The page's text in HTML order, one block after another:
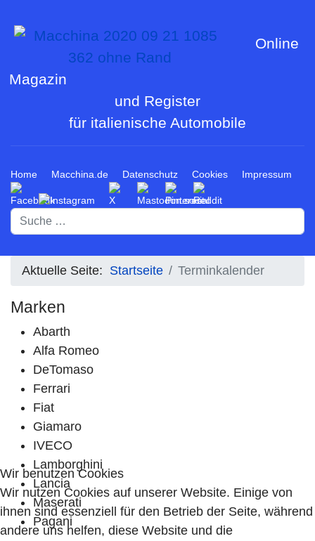
Online
Magazin
und Register
für italienische Automobile
Home Macchina.de Datenschutz Cookies Impressum
Suchen
Aktuelle Seite: Startseite Terminkalender
Marken
Abarth
Alfa Romeo
DeTomaso
Ferrari
Fiat
Giamaro
IVECO
Lamborghini
Lancia
Maserati
Pagani
Wir benutzen Cookies
Wir nutzen Cookies auf unserer Website. Einige von
ihnen sind essenziell für den Betrieb der Seite, während
andere uns helfen, diese Website und die